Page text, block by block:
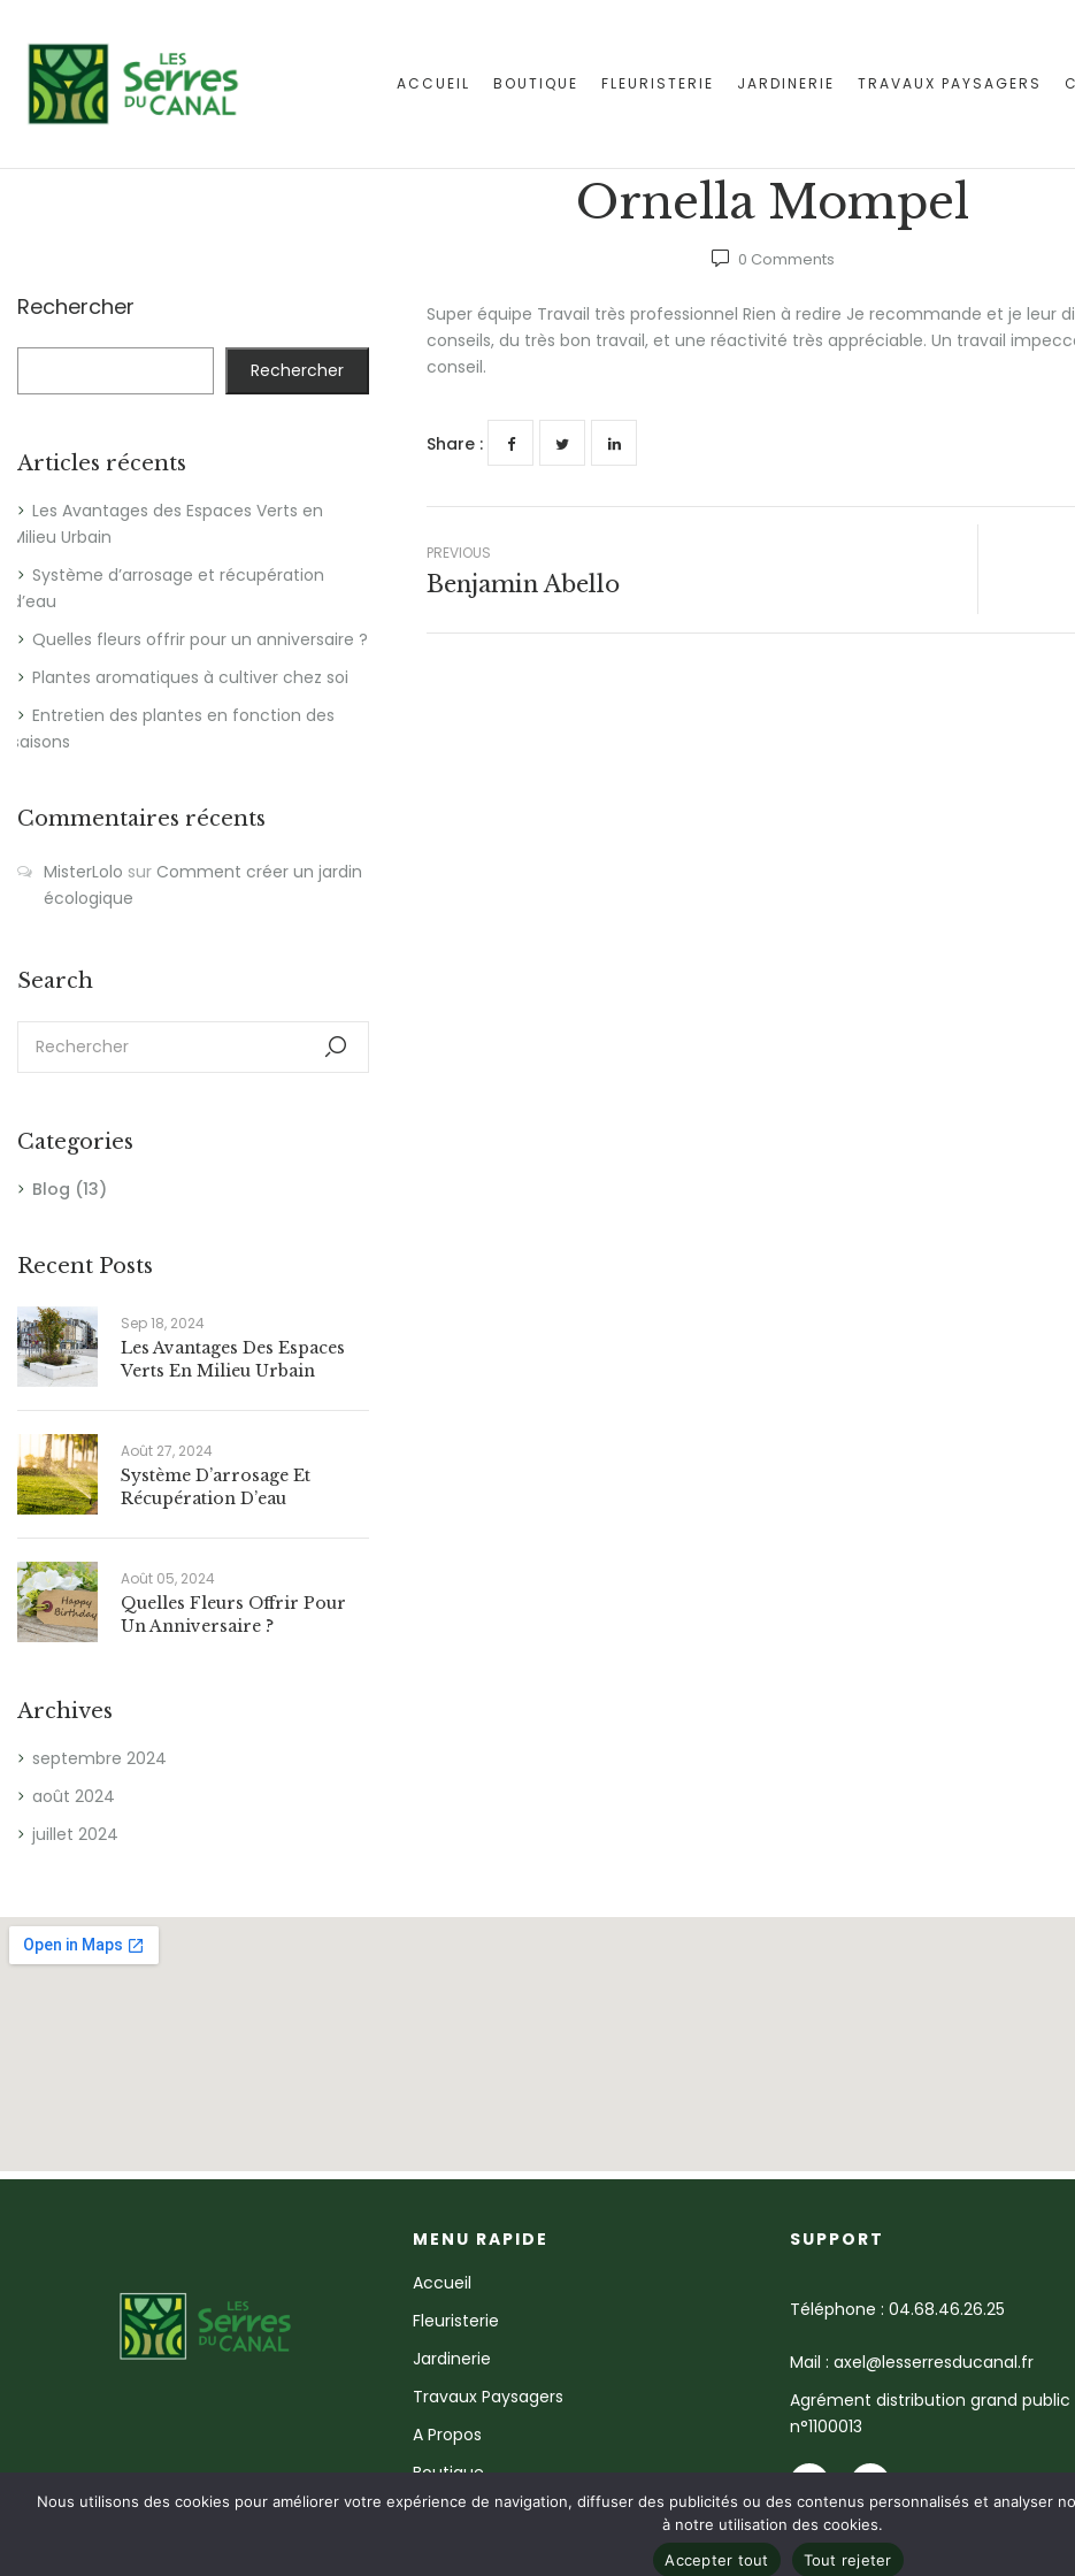
ACCUEIL BOUTIQUE FLEURISTERIE JARDINERIE TRAVAUX PAYSAGERS
Ornella Mompel
0 Comments
Rechercher
Rechercher
Articles récents
Les Avantages des Espaces Verts en
Milieu Urbain
Système d’arrosage et récupération
d’eau
Quelles fleurs offrir pour un anniversaire ?
Plantes aromatiques à cultiver chez soi
Entretien des plantes en fonction des
saisons
Commentaires récents
MisterLolo sur Comment créer un jardin
écologique
Search
Categories
Blog (13)
Recent Posts
Sep 18, 2024
Les Avantages Des Espaces
Verts En Milieu Urbain
Août 27, 2024
Système D’arrosage Et
Récupération D’eau
Août 05, 2024
Quelles Fleurs Offrir Pour
Un Anniversaire ?
Archives
septembre 2024
août 2024
juillet 2024
Super équipe Travail très professionnel Rien à redire Je recommande et je leur
conseils, du très bon travail, et une réactivité très appréciable. Un travail
conseil.
Share :
PREVIOUS
Benjamin Abello
MENU RAPIDE
Accueil
Fleuristerie
Jardinerie
Travaux Paysagers
A Propos
Boutique
SUPPORT
Téléphone : 04.68.46.26.25
Mail : axel@lesserresducanal.fr
Agrément distribution grand public
n°1100013
POLITIQUE DE CONFIDENTIALITÉ© 2026Studio Boost Communication
Nous utilisons des cookies pour améliorer votre expérience de navigation, diffuser des publicités ou des contenus personnalisés et analyser
à notre utilisation des cookies.
Accepter tout
Tout rejeter